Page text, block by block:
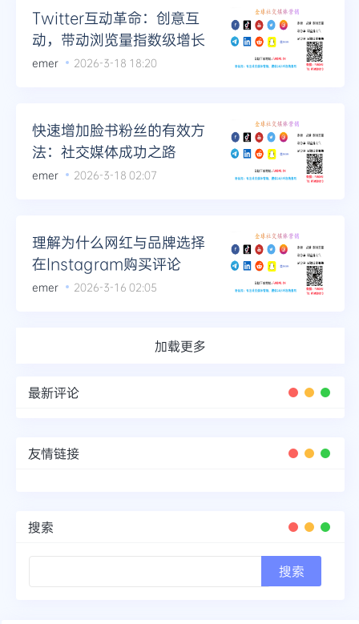
Twitter互动革命：创意互
动，带动浏览量指数级增长
emer 2026-3-18 18:20
快速增加脸书粉丝的有效方
法：社交媒体成功之路
emer 2026-3-18 02:07
理解为什么网红与品牌选择
在Instagram购买评论
emer 2026-3-16 02:05
加载更多
最新评论
友情链接
搜索